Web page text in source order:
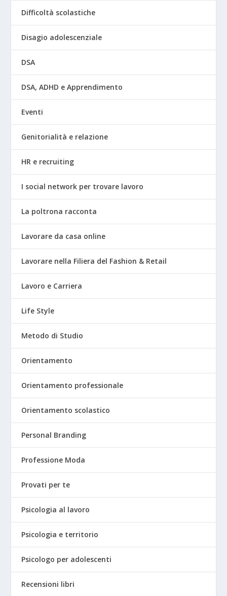
Difficoltà scolastiche
Disagio adolescenziale
DSA
DSA, ADHD e Apprendimento
Eventi
Genitorialità e relazione
HR e recruiting
I social network per trovare lavoro
La poltrona racconta
Lavorare da casa online
Lavorare nella Filiera del Fashion & Retail
Lavoro e Carriera
Life Style
Metodo di Studio
Orientamento
Orientamento professionale
Orientamento scolastico
Personal Branding
Professione Moda
Provati per te
Psicologia al lavoro
Psicologia e territorio
Psicologo per adolescenti
Recensioni libri